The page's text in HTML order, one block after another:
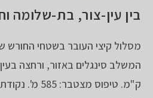
בין עין-צור, בת-שלומה
מסלול קיצי העובר בשטחי החורש
ק"מ. טיפוס